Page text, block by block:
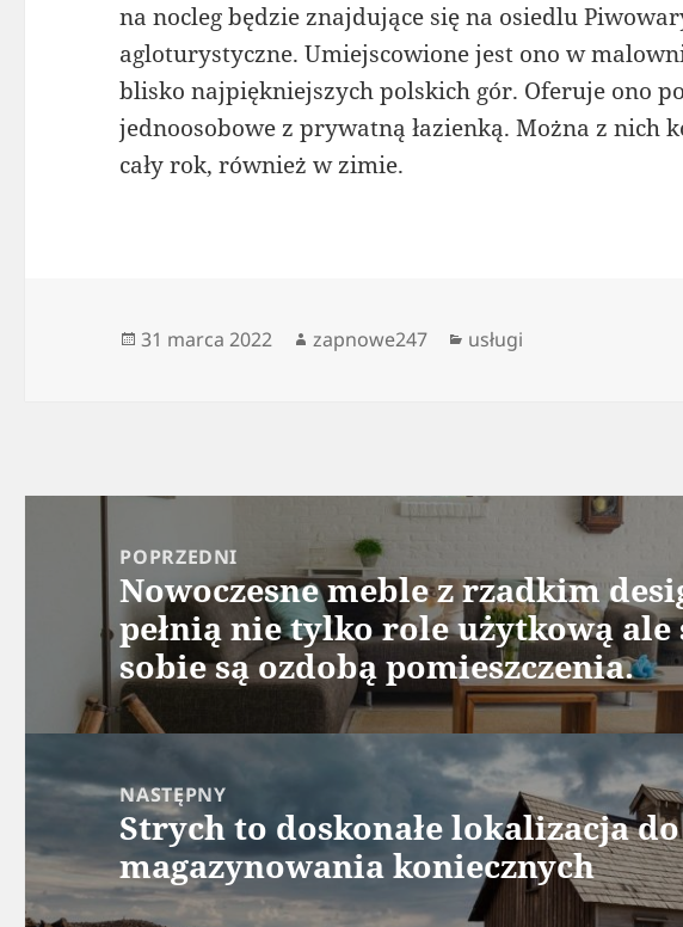
na nocleg będzie znajdujące się na osiedlu
agloturystyczne. Umiejscowione jest ono w
blisko najpiękniejszych polskich gór. Oferuje ono
jednoosobowe z prywatną łazienką. Można z nich
cały rok, również w zimie.
Data
31 marca 2022 Autor
zapnowe247 Kategorie
usługi
POPRZEDNI
Poprzedni
wpis:
Nowoczesne meble z rzadkim
pełnią nie tylko role użytkową ale
sobie są ozdobą pomieszczenia.
NASTĘPNY
Następny
wpis:
Strych to doskonałe lokalizacja do
magazynowania koniecznych